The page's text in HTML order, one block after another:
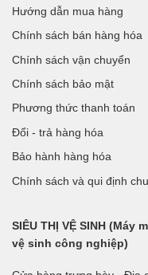
Hướng dẫn mua hàng
Chính sách bán hàng hóa
Chính sách vận chuyển
Chính sách bảo mật
Phương thức thanh toán
Đổi - trả hàng hóa
Bảo hành hàng hóa
Chính sách và qui định
SIÊU THỊ VỆ SINH
vệ sinh công nghiệp)